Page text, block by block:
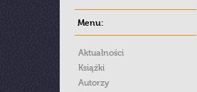
Menu:
Aktualności
Książki
Autorzy